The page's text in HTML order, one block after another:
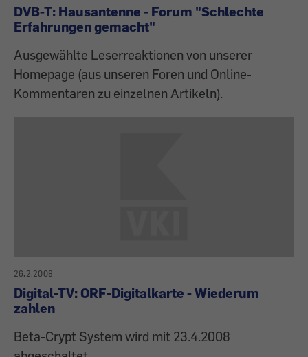
DVB-T: Hausantenne - Forum "Schlechte
Erfahrungen gemacht"
Ausgewählte Leserreaktionen von unserer
Homepage (aus unseren Foren und Online-
Kommentaren zu einzelnen Artikeln).
26.2.2008
Digital-TV: ORF-Digitalkarte - Wiederum
zahlen
Beta-Crypt System wird mit 23.4.2008